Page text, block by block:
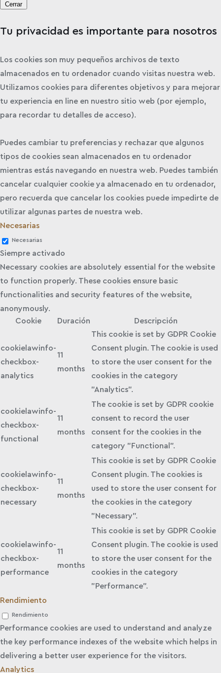
Cerrar
Tu privacidad es importante para nosotros
Los cookies son muy pequeños archivos de texto
almacenados en tu ordenador cuando visitas nuestra web.
Utilizamos cookies para diferentes objetivos y para mejorar
tu experiencia en line en nuestro sitio web (por ejemplo,
para recordar tu detalles de acceso).
Puedes cambiar tu preferencias y rechazar que algunos
tipos de cookies sean almacenados en tu ordenador
mientras estás navegando en nuestra web. Puedes también
cancelar cualquier cookie ya almacenado en tu ordenador,
pero recuerda que cancelar los cookies puede impedirte de
utilizar algunas partes de nuestra web.
Necesarias
Necesarias
Siempre activado
Necessary cookies are absolutely essential for the website
to function properly. These cookies ensure basic
functionalities and security features of the website,
anonymously.
Cookie
Duración Descripción
cookielawinfo-
checkbox-
analytics
11
months
This cookie is set by GDPR Cookie
Consent plugin. The cookie is used
to store the user consent for the
cookies in the category
"Analytics".
cookielawinfo-
checkbox-
functional
11
months
The cookie is set by GDPR cookie
consent to record the user
consent for the cookies in the
category "Functional".
cookielawinfo-
checkbox-
necessary
11
months
This cookie is set by GDPR Cookie
Consent plugin. The cookies is
used to store the user consent for
the cookies in the category
"Necessary".
cookielawinfo-
checkbox-
performance
11
months
This cookie is set by GDPR Cookie
Consent plugin. The cookie is used
to store the user consent for the
cookies in the category
"Performance".
Rendimiento
Rendimiento
Performance cookies are used to understand and analyze
the key performance indexes of the website which helps in
delivering a better user experience for the visitors.
Analytics